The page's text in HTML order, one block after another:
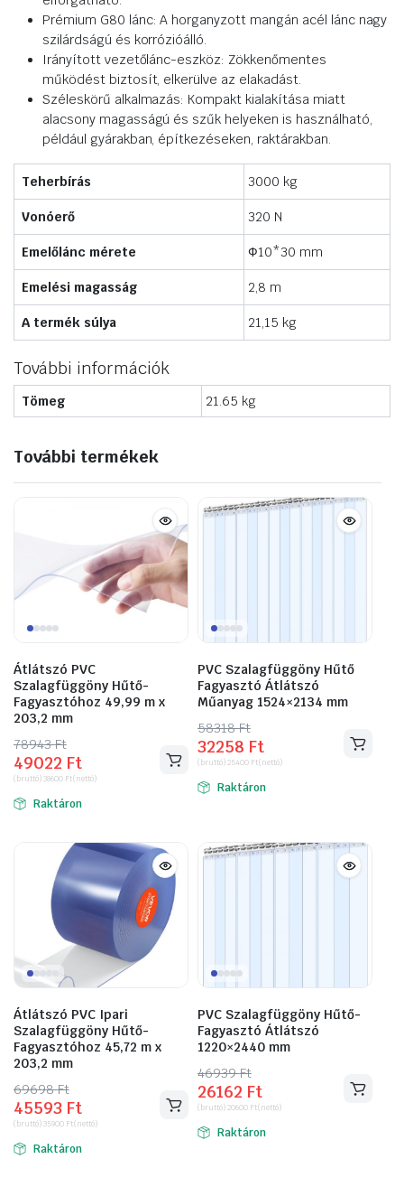
Prémium G80 lánc: A horganyzott mangán acél lánc nagy
szilárdságú és korrózióálló.
Irányított vezetőlánc-eszköz: Zökkenőmentes
működést biztosít, elkerülve az elakadást.
Széleskörű alkalmazás: Kompakt kialakítása miatt
alacsony magasságú és szűk helyeken is használható,
például gyárakban, építkezéseken, raktárakban.
Teherbírás 3000 kg
Vonóerő 320 N
Emelőlánc mérete Ф10*30 mm
Emelési magasság 2,8 m
A termék súlya 21,15 kg
További információk
Tömeg 21.65 kg
További termékek
Átlátszó PVC
Szalagfüggöny Hűtő-
Fagyasztóhoz 49,99 m x
203,2 mm
78943Ft
Original
price
was:
78943 Ft.
49022 Ft
Current
price
is:
49022 Ft.
(bruttó)38600 Ft(nettó)
Raktáron
PVC Szalagfüggöny Hűtő
Fagyasztó Átlátszó
Műanyag 1524×2134 mm
58318Ft
Original
price
was:
58318 Ft.
32258 Ft
Current
price
is:
32258 Ft.
(bruttó)25400 Ft(nettó)
Raktáron
Átlátszó PVC Ipari
Szalagfüggöny Hűtő-
Fagyasztóhoz 45,72 m x
203,2 mm
69698Ft
Original
price
was:
69698 Ft.
45593 Ft
Current
price
is:
45593 Ft.
(bruttó)35900 Ft(nettó)
Raktáron
PVC Szalagfüggöny Hűtő-
Fagyasztó Átlátszó
1220×2440 mm
46939Ft
Original
price
was:
46939 Ft.
26162 Ft
Current
price
is:
26162 Ft.
(bruttó)20600 Ft(nettó)
Raktáron